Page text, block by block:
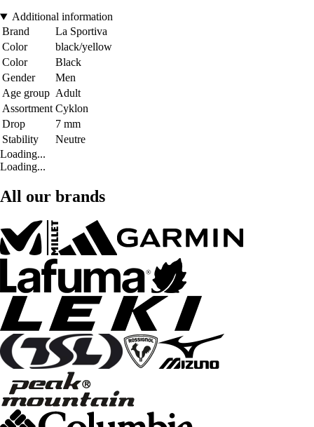
Additional information
Brand
La Sportiva
Color
black/yellow
Color
Black
Gender
Men
Age group Adult
Assortment Cyklon
Drop
7 mm
Stability
Neutre
Loading...
Loading...
All our brands